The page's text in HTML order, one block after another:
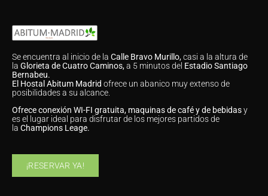
Se encuentra al inicio de la Calle Bravo Murillo,casi a la altura de
la Glorieta de Cuatro Caminos,a 5 minutos del Estadio Santiago
Bernabeu.
El Hostal Abitum Madrid ofrece un abanico muy extenso de
posibilidades a su alcance.
Ofrece conexión WI-FI gratuita, maquinas de café y de bebidasy
es el lugar ideal para disfrutar de los mejores partidos de
la Champions Leage.
¡RESERVAR YA!